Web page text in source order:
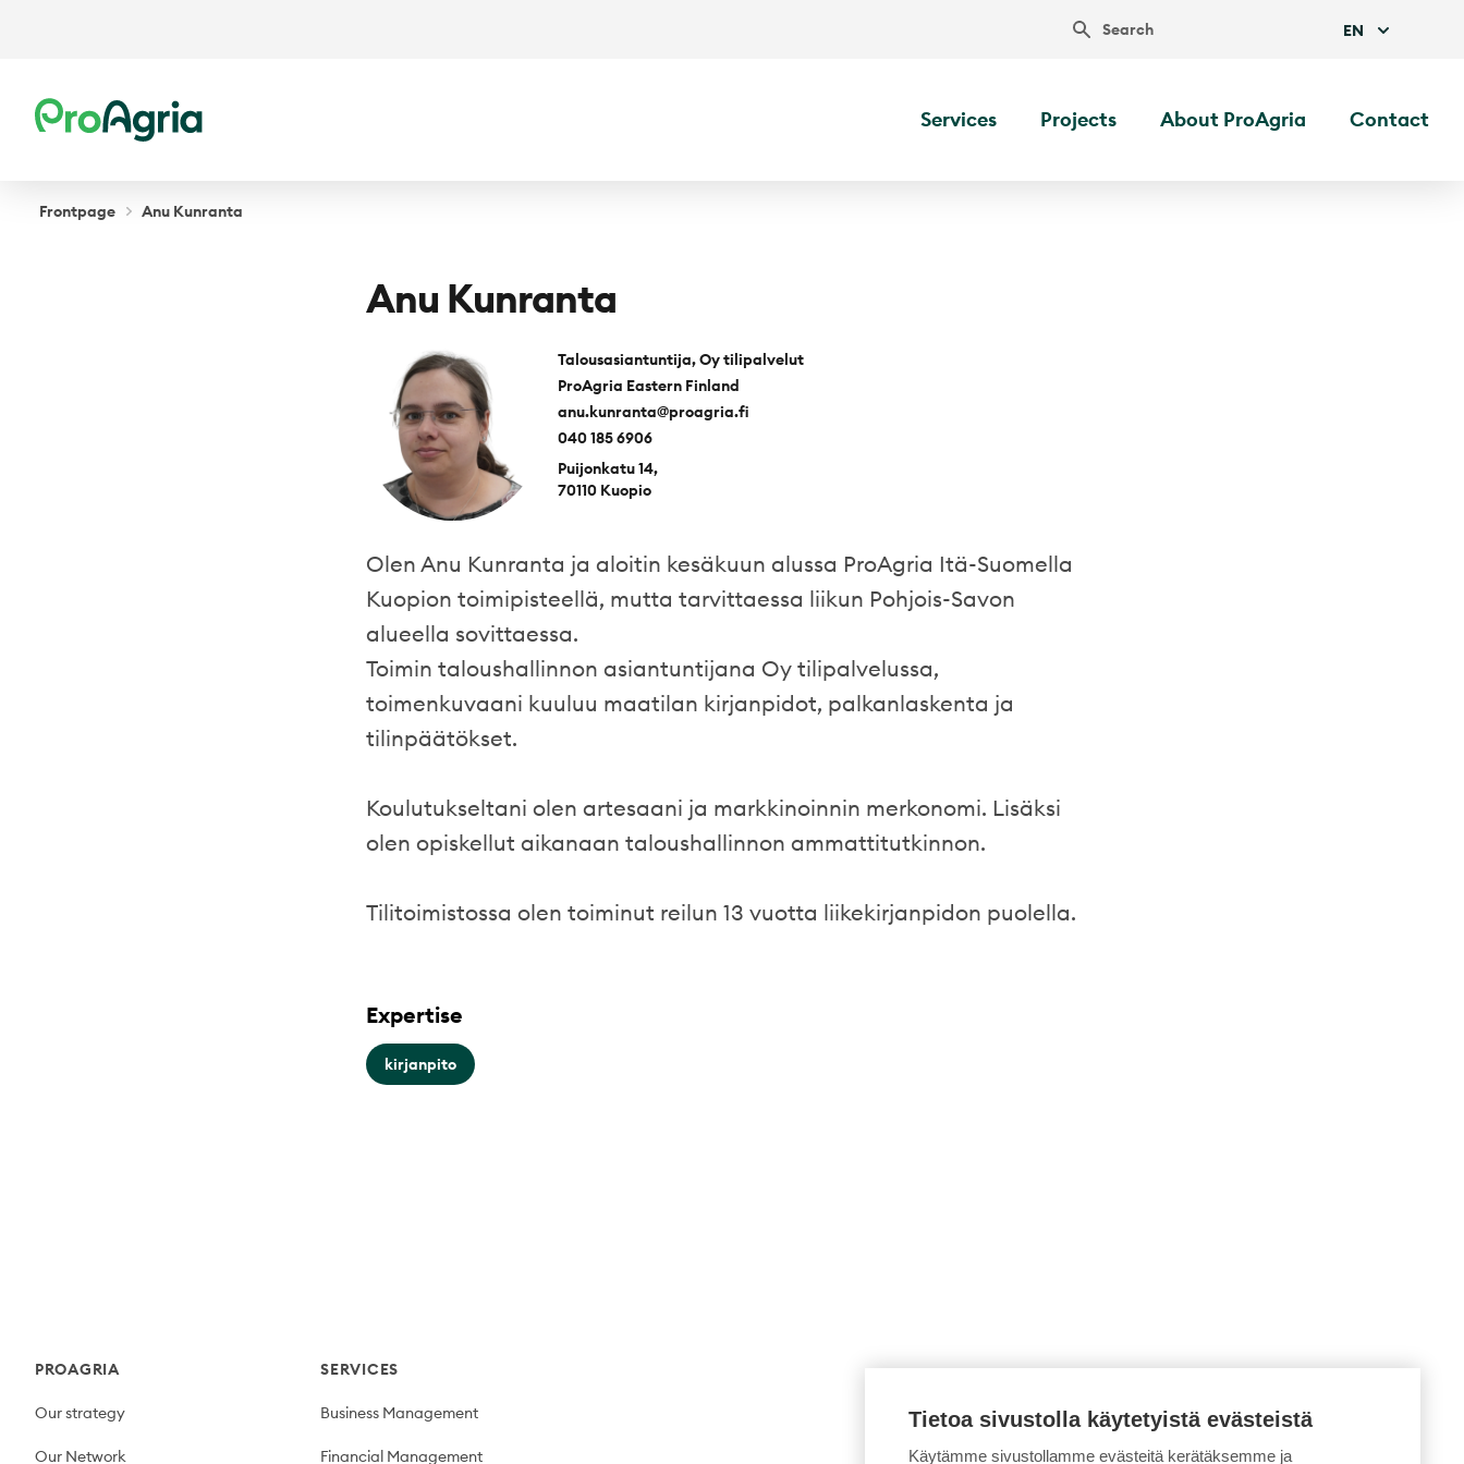
Search EN
ProAgria Services Projects About ProAgria Contact
Frontpage Anu Kunranta
Anu Kunranta
Talousasiantuntija, Oy tilipalvelut
ProAgria Eastern Finland
anu.kunranta@proagria.fi
040 185 6906
Puijonkatu 14,
70110 Kuopio
Olen Anu Kunranta ja aloitin kesäkuun alussa ProAgria Itä-Suomella
Kuopion toimipisteellä, mutta tarvittaessa liikun Pohjois-Savon
alueella sovittaessa.
Toimin taloushallinnon asiantuntijana Oy tilipalvelussa,
toimenkuvaani kuuluu maatilan kirjanpidot, palkanlaskenta ja
tilinpäätökset.
Koulutukseltani olen artesaani ja markkinoinnin merkonomi. Lisäksi
olen opiskellut aikanaan taloushallinnon ammattitutkinnon.
Tilitoimistossa olen toiminut reilun 13 vuotta liikekirjanpidon puolella.
Expertise
kirjanpito
PROAGRIA
Our strategy
Our Network
SERVICES
Business Management
Financial Management
Tietoa sivustolla käytetyistä evästeistä
Käytämme sivustollamme evästeitä kerätäksemme ja